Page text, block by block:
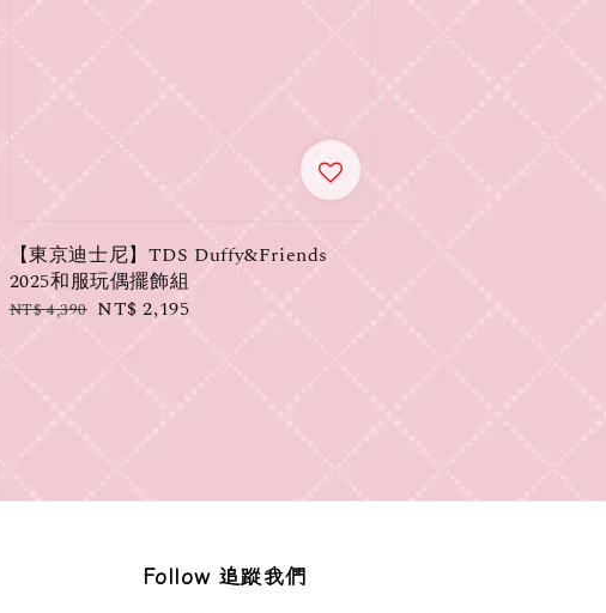
【東京迪士尼】TDS Duffy&Friends
2025和服玩偶擺飾組
Regular
NT$ 4,390 Sale
NT$ 2,195
Follow 追蹤我們